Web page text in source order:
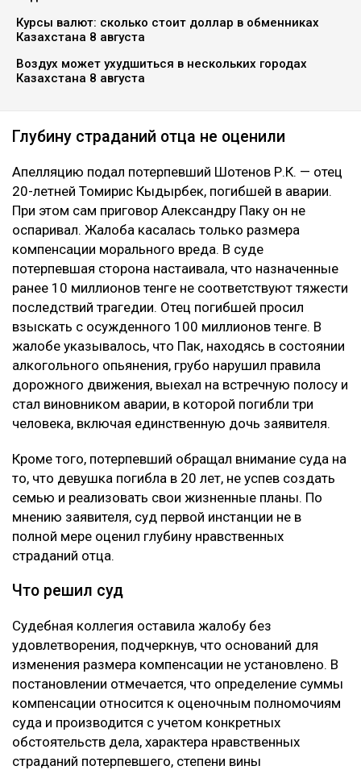
Апелляционный суд Алматы рассмотрел спор о
размере компенсации морального вреда по делу о
смертельном ДТП на проспекте аль-Фараби. Отец
одной из погибших в аварии девушек просил
увеличить выплату с 10 до 100 миллионов тенге,
ЧИТАЙТЕ ТАКЖЕ
Блогер из Алматы поплатился за мат и непристойные
видео в сети
Курсы валют: сколько стоит доллар в обменниках
Казахстана 8 августа
Воздух может ухудшиться в нескольких городах
Казахстана 8 августа
Глубину страданий отца не оценили
Апелляцию подал потерпевший Шотенов Р.К. — отец
20-летней Томирис Кыдырбек, погибшей в аварии.
При этом сам приговор Александру Паку он не
оспаривал. Жалоба касалась только размера
компенсации морального вреда. В суде
потерпевшая сторона настаивала, что назначенные
ранее 10 миллионов тенге не соответствуют тяжести
последствий трагедии. Отец погибшей просил
взыскать с осужденного 100 миллионов тенге. В
жалобе указывалось, что Пак, находясь в состоянии
алкогольного опьянения, грубо нарушил правила
стал виновником аварии, в которой погибли три
Кроме того, потерпевший обращал внимание суда на
то, что девушка погибла в 20 лет, не успев создать
семью и реализовать свои жизненные планы. По
мнению заявителя, суд первой инстанции не в
полной мере оценил глубину нравственных
страданий отца.